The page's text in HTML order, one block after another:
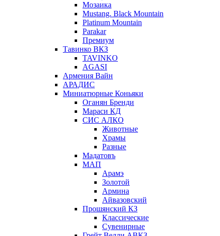
Мозаика
Mustang. Black Mountain
Platinum Mountain
Parakar
Премиум
Тавинко ВКЗ
TAVINKO
AGASI
Армения Вайн
АРАДИС
Миниатюрные Коньяки
Оганян Бренди
Мараси КД
СИС АЛКО
Животные
Храмы
Разные
Мадатовъ
МАП
Арамэ
Золотой
Армина
Айвазовский
Прошянский КЗ
Классические
Сувенирные